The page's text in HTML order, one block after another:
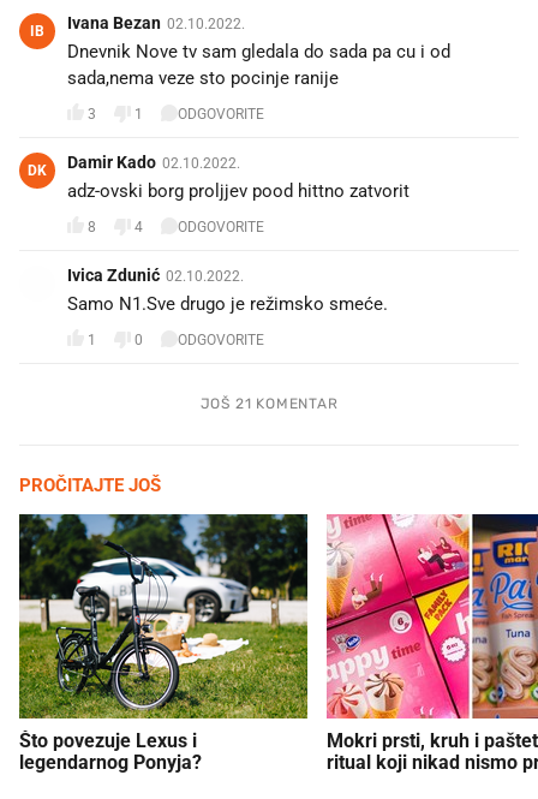
IB Ivana Bezan 02.10.2022.
Dnevnik Nove tv sam gledala do sada pa cu i od
sada,nema veze sto pocinje ranije
3 1 ODGOVORITE
DK Damir Kado 02.10.2022.
adz-ovski borg proljjev pood hittno zatvorit
8 4 ODGOVORITE
Ivica Zdunić 02.10.2022.
Samo N1.Sve drugo je režimsko smeće.
1 0 ODGOVORITE
JOŠ 21 KOMENTAR
PROČITAJTE JOŠ
Što povezuje Lexus i
legendarnog Ponyja?
Mokri prsti, kruh i
ritual koji nikad nismo